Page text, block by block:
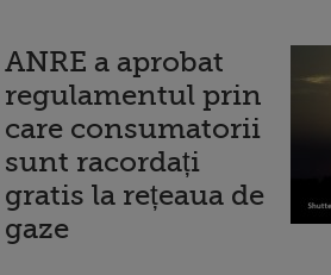
ANRE a aprobat
regulamentul prin
care consumatorii
sunt racordați
gratis la rețeaua de
gaze